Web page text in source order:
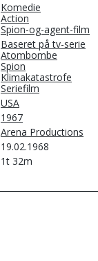
Komedie
Action
Spion-og-agent-film
Baseret på tv-serie
Atombombe
Spion
Klimakatastrofe
Seriefilm
USA
1967
Arena Productions
19.02.1968
1t 32m